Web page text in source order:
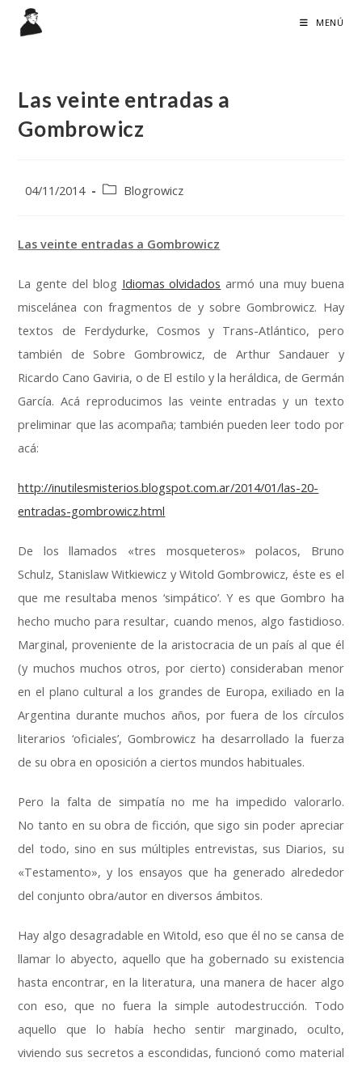
MENÚ
Las veinte entradas a
Gombrowicz
Publicación
entrada:
04/11/2014
Categoría
entrada:
Blogrowicz
Las veinte entradas a Gombrowicz
La gente del blog Idiomas olvidados armó una muy buena
miscelánea con fragmentos de y sobre Gombrowicz. Hay
textos de Ferdydurke, Cosmos y Trans-Atlántico, pero
también de Sobre Gombrowicz, de Arthur Sandauer y
Ricardo Cano Gaviria, o de El estilo y la heráldica, de Germán
García. Acá reproducimos las veinte entradas y un texto
preliminar que las acompaña; también pueden leer todo por
acá:
http://inutilesmisterios.blogspot.com.ar/2014/01/las-20-
entradas-gombrowicz.html
De los llamados «tres mosqueteros» polacos, Bruno
Schulz, Stanislaw Witkiewicz y Witold Gombrowicz, éste es el
que me resultaba menos ‘simpático’. Y es que Gombro ha
hecho mucho para resultar, cuando menos, algo fastidioso.
Marginal, proveniente de la aristocracia de un país al que él
(y muchos muchos otros, por cierto) consideraban menor
en el plano cultural a los grandes de Europa, exiliado en la
Argentina durante muchos años, por fuera de los círculos
literarios ‘oficiales’, Gombrowicz ha desarrollado la fuerza
de su obra en oposición a ciertos mundos habituales.
Pero la falta de simpatía no me ha impedido valorarlo.
No tanto en su obra de ficción, que sigo sin poder apreciar
del todo, sino en sus múltiples entrevistas, sus Diarios, su
«Testamento», y los ensayos que ha generado alrededor
del conjunto obra/autor en diversos ámbitos.
Hay algo desagradable en Witold, eso que él no se cansa de
llamar lo abyecto, aquello que ha gobernado su existencia
hasta encontrar, en la literatura, una manera de hacer algo
con eso, que no fuera la simple autodestrucción. Todo
aquello que lo había hecho sentir marginado, oculto,
viviendo sus secretos a escondidas, funcionó como material